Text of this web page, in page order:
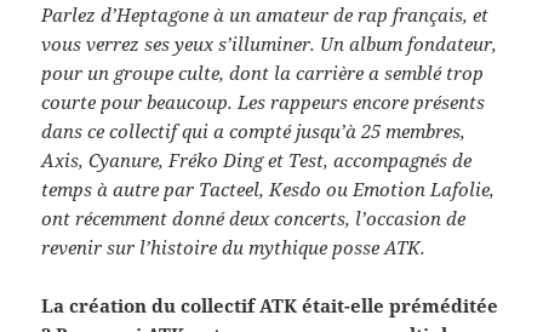
Par­lez d’Heptagone à un ama­teur de rap français, et
vous ver­rez ses yeux s’illuminer. Un album fon­da­teur,
pour un groupe culte, dont la car­rière a sem­blé trop
courte pour beau­coup. Les rappeurs encore présents
dans ce col­lec­tif qui a compté jusqu’à 25 mem­bres,
Axis, Cya­nure, Fréko Ding et Test, accom­pa­g­nés de
temps à autre par Tacteel, Kesdo ou Emo­tion Lafolie,
ont récem­ment donné deux con­certs, l’occasion de
revenir sur l’histoire du mythique posse ATK.
La créa­tion du col­lec­tif ATK était-​elle préméditée